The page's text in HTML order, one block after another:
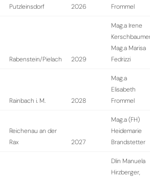
Putzleinsdorf 2026
Frommel
Rabenstein/Pielach 2029
Mag.a Irene
Mag.a Marisa
Fedrizzi
Rainbach i. M. 2028
Mag.a
Elisabeth
Frommel
Reichenau an der
Rax
2027
Mag.a (FH)
Heidemarie
Brandstetter
DIin Manuela
Hirzberger,